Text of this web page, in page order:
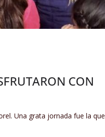
CON
Una grata jornada fue la que